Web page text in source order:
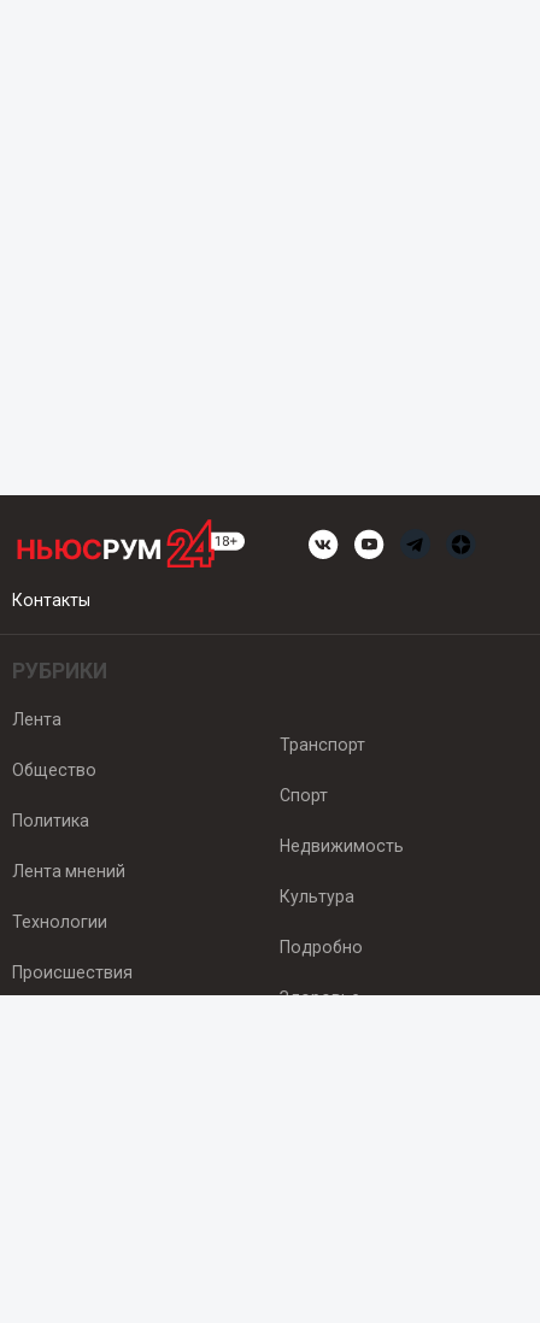
Контакты
РУБРИКИ
Лента
Общество
Политика
Лента мнений
Технологии
Происшествия
Транспорт
Спорт
Недвижимость
Культура
Подробно
Здоровье